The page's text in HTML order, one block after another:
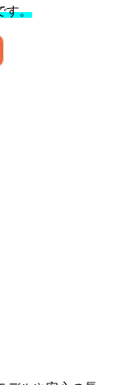
す。